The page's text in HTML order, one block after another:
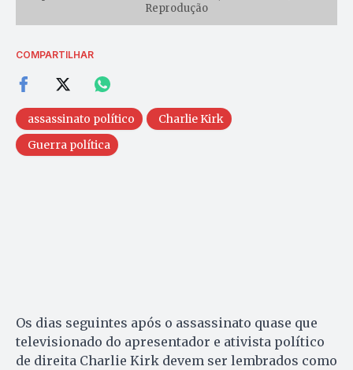
Reprodução
COMPARTILHAR
assassinato político
Charlie Kirk
Guerra política
Os dias seguintes após o assassinato quase que
televisionado do apresentador e ativista político
de direita Charlie Kirk devem ser lembrados como